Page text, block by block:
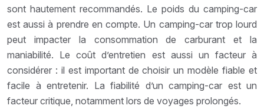
sont hautement recommandés. Le poids du camping-car
est aussi à prendre en compte. Un camping-car trop lourd
peut impacter la consommation de carburant et la
maniabilité. Le coût d’entretien est aussi un facteur à
considérer : il est important de choisir un modèle fiable et
facile à entretenir. La fiabilité d’un camping-car est un
facteur critique, notamment lors de voyages prolongés.